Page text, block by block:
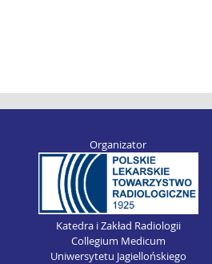
Organizator
Katedra i Zakład Radiologii
Collegium Medicum
Uniwersytetu Jagiellońskiego